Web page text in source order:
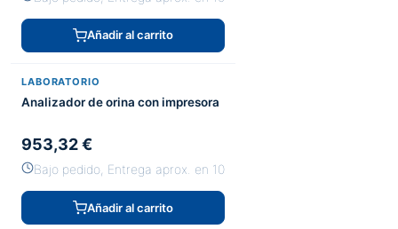
Añadir al carrito
LABORATORIO
Analizador de orina con impresora
953,32 €
Bajo pedido, Entrega aprox. en 10
Añadir al carrito